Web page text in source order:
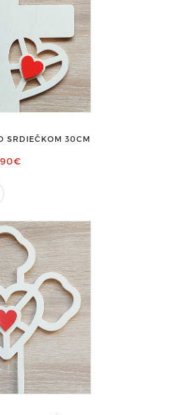
SRDIEČKOM 30CM